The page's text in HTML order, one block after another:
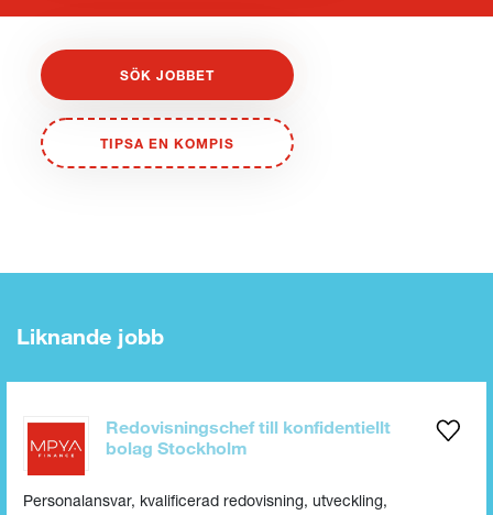
SÖK JOBBET
TIPSA EN KOMPIS
Liknande jobb
Redovisningschef till konfidentiellt
bolag Stockholm
Personalansvar, kvalificerad redovisning, utveckling,